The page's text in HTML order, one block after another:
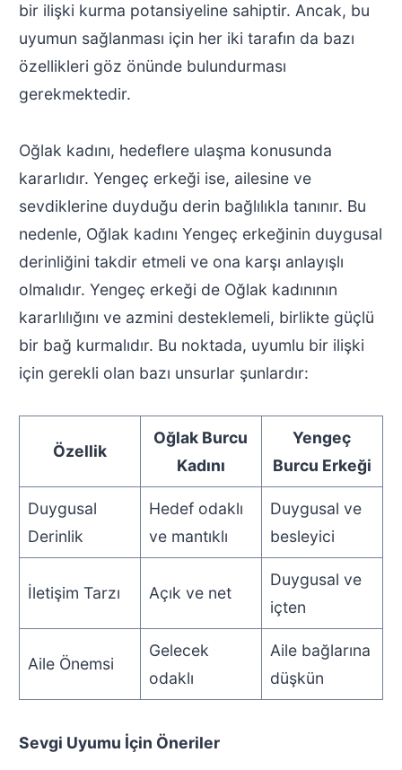
bir ilişki kurma potansiyeline sahiptir. Ancak, bu
uyumun sağlanması için her iki tarafın da bazı
özellikleri göz önünde bulundurması
gerekmektedir.
Oğlak kadını, hedeflere ulaşma konusunda
kararlıdır. Yengeç erkeği ise, ailesine ve
sevdiklerine duyduğu derin bağlılıkla tanınır. Bu
nedenle, Oğlak kadını Yengeç erkeğinin duygusal
derinliğini takdir etmeli ve ona karşı anlayışlı
olmalıdır. Yengeç erkeği de Oğlak kadınının
kararlılığını ve azmini desteklemeli, birlikte güçlü
bir bağ kurmalıdır. Bu noktada, uyumlu bir ilişki
için gerekli olan bazı unsurlar şunlardır:
Özellik
Oğlak Burcu
Kadını
Yengeç
Burcu Erkeği
Duygusal
Derinlik
Hedef odaklı
ve mantıklı
Duygusal ve
besleyici
İletişim Tarzı Açık ve net
Duygusal ve
içten
Aile Önemsi
Gelecek
odaklı
Aile bağlarına
düşkün
Sevgi Uyumu İçin Öneriler